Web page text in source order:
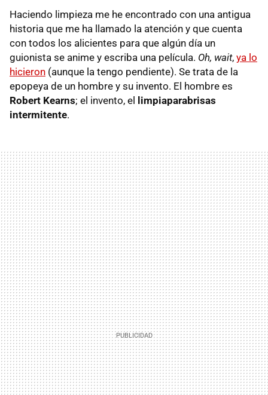
Haciendo limpieza me he encontrado con una antigua
historia que me ha llamado la atención y que cuenta
con todos los alicientes para que algún día un
guionista se anime y escriba una película. Oh, wait, ya lo
hicieron (aunque la tengo pendiente). Se trata de la
epopeya de un hombre y su invento. El hombre es
Robert Kearns; el invento, el limpiaparabrisas
intermitente.